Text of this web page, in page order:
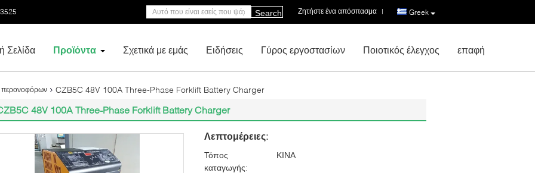
Greek
Ζητήστε ένα απόσπασμα |
Search
Σελίδα Προϊόντα Σχετικά με εμάς Ειδήσεις Γύρος εργοστασίων Ποιοτικός έλεγχος επαφή
περονοφόρων CZB5C 48V 100A Three-Phase Forklift Battery Charger
48V 100A Three-Phase Forklift Battery Charger
Λεπτομέρειες:
Τόπος
καταγωγής:
ΚΙΝΑ